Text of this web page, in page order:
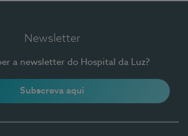
Newsletter
a newsletter do Hospital da Luz?
Subscreva aqui